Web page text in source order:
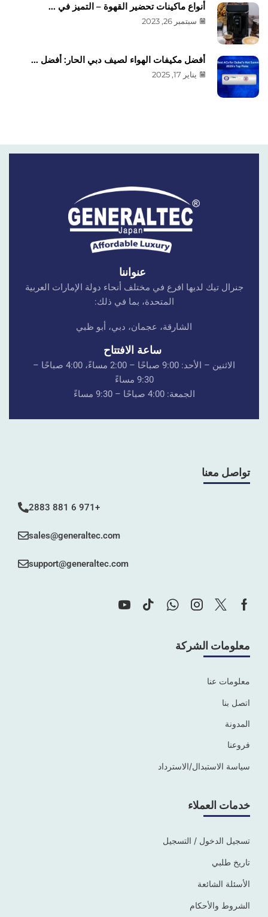
أنواع ماكينات تحضير القهوة – التميز في ...
سبتمبر 26, 2023
أفضل مكيفات الهواء لصيف دبي الحار: أفضل ...
يناير 17, 2025
عنواننا
جنرال تيك لديها افرع في مختلف أنحاء دولة الإمارات العربية
المتحدة، بما في ذلك:
الشارقة، عجمان، دبي، أبو ظبي
ساعة الافتتاح
الاثنين – الأحد: 9:00 صباحًا – 2:00 مساءً، 4:00 صباحًا –
9:30 مساءً
الجمعة: 4:00 صباحًا – 9:30 مساءً
تواصل معنا
+971 6 881 2883
sales@generaltec.com
support@generaltec.com
معلومات الشركة
معلومات عنا
اتصل بنا
المدونة
فروعنا
سياسة الاستبدال/الاسترداد
خدمات العملاء
تسجيل الدخول / التسجيل
تاريخ طلبي
الأسئلة الشائعة
الشروط والأحكام